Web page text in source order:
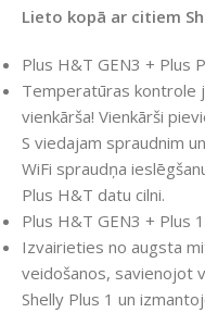
Lieto kopā ar citiem
Plus H&T GEN3 + Plus
Temperatūras kontrole
vienkārša! Vienkārši
S viedajam spraudnim
WiFi spraudņa
Plus H&T datu cilni.
Plus H&T GEN3 + Plus 1
Izvairieties no augsta
veidošanos, savienojot
Shelly Plus 1 un